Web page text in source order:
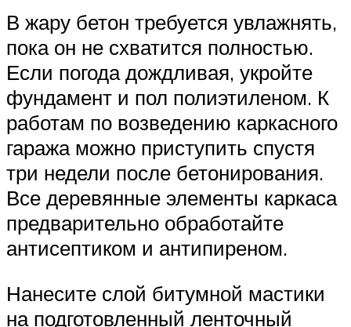
В жару бетон требуется увлажнять,
пока он не схватится полностью.
Если погода дождливая, укройте
фундамент и пол полиэтиленом. К
работам по возведению каркасного
гаража можно приступить спустя
три недели после бетонирования.
Все деревянные элементы каркаса
предварительно обработайте
антисептиком и антипиреном.
Нанесите слой битумной мастики
на подготовленный ленточный